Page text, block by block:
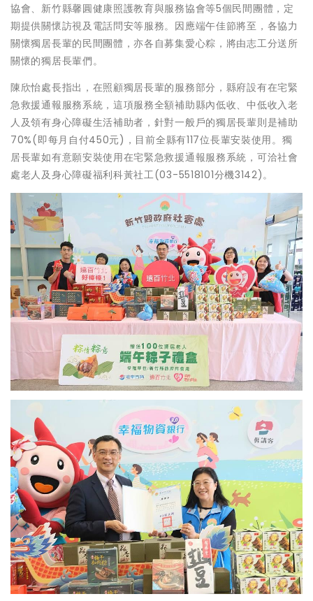
協會、新竹縣馨圓健康照護教育與服務協會等5個民間團體，定
期提供關懷訪視及電話問安等服務。因應端午佳節將至，各協力
關懷獨居長輩的民間團體，亦各自募集愛心粽，將由志工分送所
關懷的獨居長輩們。
陳欣怡處長指出，在照顧獨居長輩的服務部分，縣府設有在宅緊
急救援通報服務系統，這項服務全額補助縣內低收、中低收入老
人及領有身心障礙生活補助者，針對一般戶的獨居長輩則是補助
70%(即每月自付450元)，目前全縣有117位長輩安裝使用。獨
居長輩如有意願安裝使用在宅緊急救援通報服務系統，可洽社會
處老人及身心障礙福利科黃社工(03-5518101分機3142)。